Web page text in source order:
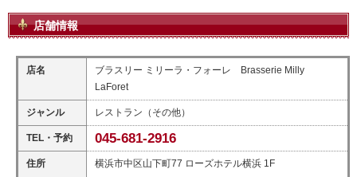
店舗情報
店名
ブラスリー ミリーラ・フォーレ Brasserie Milly
LaForet
ジャンル レストラン（その他）
TEL・予約 045-681-2916
住所 横浜市中区山下町77 ローズホテル横浜 1F